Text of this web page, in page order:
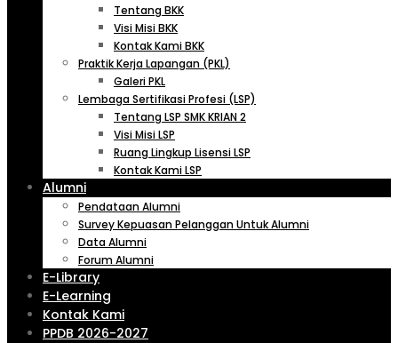
Tentang BKK
Visi Misi BKK
Kontak Kami BKK
Praktik Kerja Lapangan (PKL)
Galeri PKL
Lembaga Sertifikasi Profesi (LSP)
Tentang LSP SMK KRIAN 2
Visi Misi LSP
Ruang Lingkup Lisensi LSP
Kontak Kami LSP
Alumni
Pendataan Alumni
Survey Kepuasan Pelanggan Untuk Alumni
Data Alumni
Forum Alumni
E-Library
E-Learning
Kontak Kami
PPDB 2026-2027